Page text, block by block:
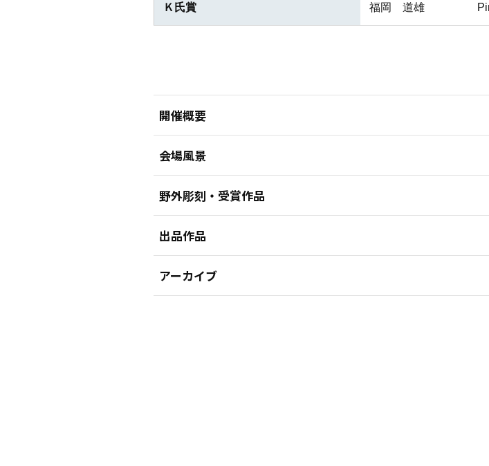
Ｋ氏賞 福岡 道雄
開催概要
会場風景
野外彫刻・受賞作品
出品作品
アーカイブ